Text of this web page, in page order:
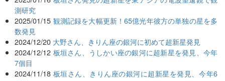
測研究
2025/01/15 観測記録を大幅更新！65億光年彼方の単独の星を多
数発見
2024/12/20 大野さん、きりん座の銀河に初めて超新星発見
2024/12/12 板垣さん、うしかい座の銀河に超新星を発見、今年
7個目
2024/11/18 板垣さん、きりん座の銀河に超新星を発見、今年6